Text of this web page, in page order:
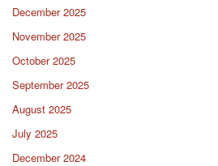
December 2025
November 2025
October 2025
September 2025
August 2025
July 2025
December 2024